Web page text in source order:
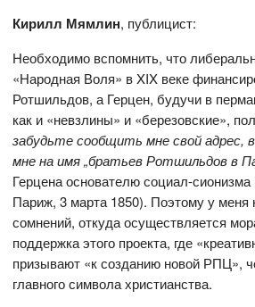
Кирилл Мямлин, публицист:
Необходимо вспомнить, что
«Народная Воля» в XIX веке
Ротшильдов, а Герцен, будучи в
как и «невзлины» и «березовские»,
забудьте сообщить мне свой адрес,
мне на имя „братьев Ротшильдов в
Герцена основателю социал-
Париж, 3 марта 1850). Поэтому у меня
сомнений, откуда осуществляется
поддержка этого проекта, где
призывают «к созданию новой РПЦ»,
главного символа христианства.